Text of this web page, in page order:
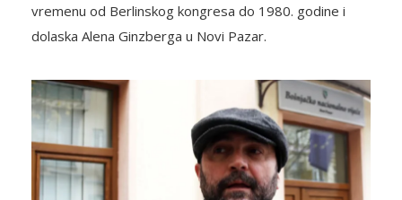
vremenu od Berlinskog kongresa do 1980. godine i
dolaska Alena Ginzberga u Novi Pazar.